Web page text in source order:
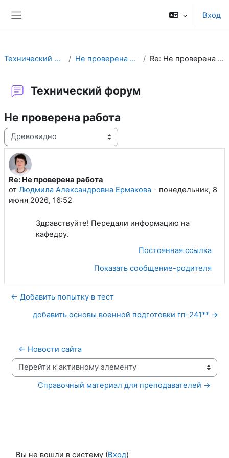
Вход
Технический форум Не проверена работа Re: Не проверена работа
Технический форум
Не проверена работа
Режим отображения
Re: Не проверена работа
от Людмила Александровна Ермакова - понедельник, 8
июня 2026, 16:52
Количество ответов: 0
Здравствуйте! Передали информацию на
кафедру.
Постоянная ссылка
Показать сообщение-родителя
← Добавить попытку в тест
добавить основы военной подготовки гп-241** →
← Новости сайта
Перейти к активному элементу
Справочный материал для преподавателей →
Вы не вошли в систему (Вход)